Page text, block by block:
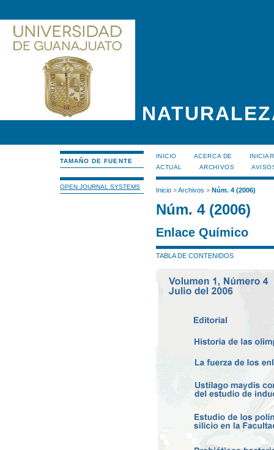
TAMAÑO DE FUENTE
OPEN JOURNAL SYSTEMS
INICIO ACERCA DE
ACTUAL
ARCHIVOS
Inicio>Archivos > Núm. 4 (2006)
Núm. 4 (2006)
Enlace Químico
TABLA DE CONTENIDOS